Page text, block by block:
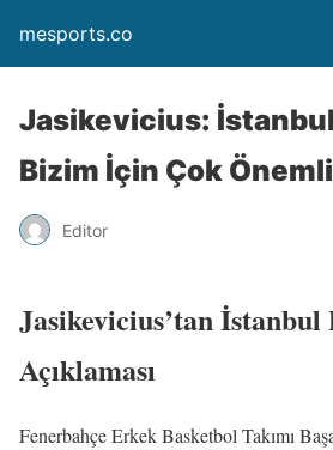
mesports.co
Jasikevicius:
Bizim İçin Çok Önemli
Editor
Jasikevicius’tan
Açıklaması
Fenerbahçe Erkek Basketbol Takımı